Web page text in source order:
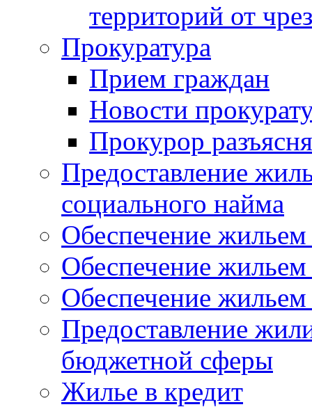
территорий от
Прокуратура
Прием граждан
Новости
Прокурор
Предоставление
социального найма
Обеспечение
Обеспечение
Обеспечение жильем
Предоставление
бюджетной сферы
Жилье в кредит